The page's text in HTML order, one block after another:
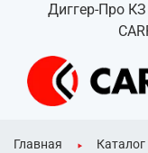
Диггер-Про
Главная Каталог